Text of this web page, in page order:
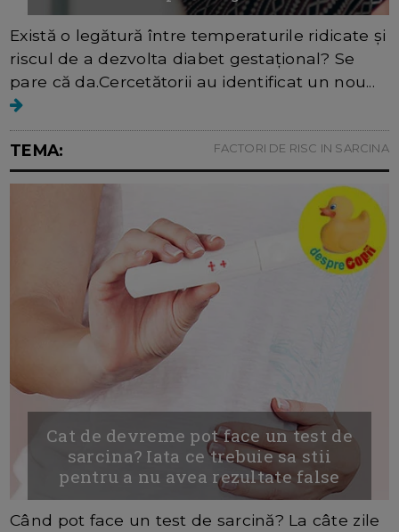
Există o legătură între temperaturile ridicate și
riscul de a dezvolta diabet gestațional? Se
pare că da.Cercetătorii au identificat un nou...
TEMA: FACTORI DE RISC IN SARCINA
Cat de devreme pot face un test de
sarcina? Iata ce trebuie sa stii
pentru a nu avea rezultate false
Când pot face un test de sarcină? La câte zile